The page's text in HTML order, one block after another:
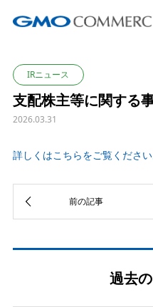
IRニュース
支配株主等に関する
2026.03.31
詳しくはこちらをご覧ください
過去